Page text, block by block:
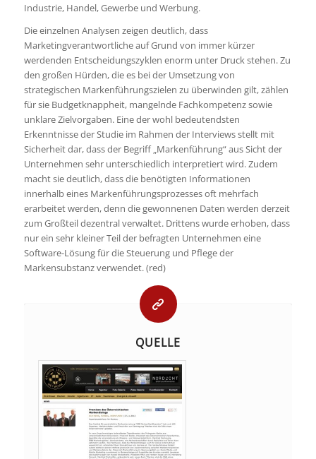
Industrie, Handel, Gewerbe und Werbung.
Die einzelnen Analysen zeigen deutlich, dass
Marketingverantwortliche auf Grund von immer kürzer
werdenden Entscheidungszyklen enorm unter Druck stehen. Zu
den großen Hürden, die es bei der Umsetzung von
strategischen Markenführungszielen zu überwinden gilt, zählen
für sie Budgetknappheit, mangelnde Fachkompetenz sowie
unklare Zielvorgaben. Eine der wohl bedeutendsten
Erkenntnisse der Studie im Rahmen der Interviews stellt mit
Sicherheit dar, dass der Begriff „Markenführung“ aus Sicht der
Unternehmen sehr unterschiedlich interpretiert wird. Zudem
macht sie deutlich, dass die benötigten Informationen
innerhalb eines Markenführungsprozesses oft mehrfach
erarbeitet werden, denn die gewonnenen Daten werden derzeit
zum Großteil dezentral verwaltet. Drittens wurde erhoben, dass
nur ein sehr kleiner Teil der befragten Unternehmen eine
Software-Lösung für die Steuerung und Pflege der
Markensubstanz verwendet. (red)
QUELLE